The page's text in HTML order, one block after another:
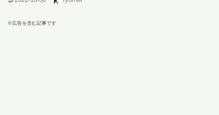
※広告を含む記事です